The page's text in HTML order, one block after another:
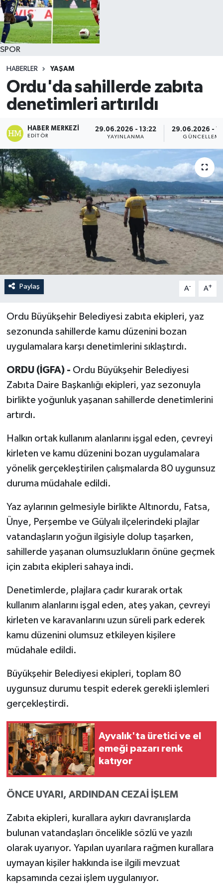
SPOR
HABERLER YAŞAM
Ordu'da sahillerde zabıta
denetimleri artırıldı
HABER MERKEZI
EDITÖR
29.06.2026 - 13:22
YAYINLANMA
29.06.2026 -
GÜNCELLEME
Paylaş A- A+
Ordu Büyükşehir Belediyesi zabıta ekipleri, yaz
sezonunda sahillerde kamu düzenini bozan
uygulamalara karşı denetimlerini sıklaştırdı.
ORDU (İGFA) - Ordu Büyükşehir Belediyesi
Zabıta Daire Başkanlığı ekipleri, yaz sezonuyla
birlikte yoğunluk yaşanan sahillerde denetimlerini
artırdı.
Halkın ortak kullanım alanlarını işgal eden, çevreyi
kirleten ve kamu düzenini bozan uygulamalara
yönelik gerçekleştirilen çalışmalarda 80 uygunsuz
duruma müdahale edildi.
Yaz aylarının gelmesiyle birlikte Altınordu, Fatsa,
Ünye, Perşembe ve Gülyalı ilçelerindeki plajlar
vatandaşların yoğun ilgisiyle dolup taşarken,
sahillerde yaşanan olumsuzlukların önüne geçmek
için zabıta ekipleri sahaya indi.
Denetimlerde, plajlara çadır kurarak ortak
kullanım alanlarını işgal eden, ateş yakan, çevreyi
kirleten ve karavanlarını uzun süreli park ederek
kamu düzenini olumsuz etkileyen kişilere
müdahale edildi.
Büyükşehir Belediyesi ekipleri, toplam 80
uygunsuz durumu tespit ederek gerekli işlemleri
gerçekleştirdi.
Ayvalık'ta üretici ve el
emeği pazarı renk
katıyor
ÖNCE UYARI, ARDINDAN CEZAİ İŞLEM
Zabıta ekipleri, kurallara aykırı davranışlarda
bulunan vatandaşları öncelikle sözlü ve yazılı
olarak uyarıyor. Yapılan uyarılara rağmen kurallara
uymayan kişiler hakkında ise ilgili mevzuat
kapsamında cezai işlem uygulanıyor.